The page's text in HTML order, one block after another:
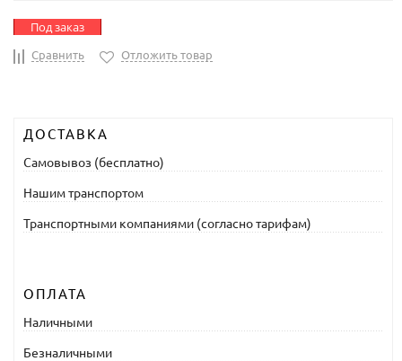
Под заказ
Сравнить Отложить товар
ДОСТАВКА
Самовывоз (бесплатно)
Нашим транспортом
Транспортными компаниями (согласно тарифам)
ОПЛАТА
Наличными
Безналичными